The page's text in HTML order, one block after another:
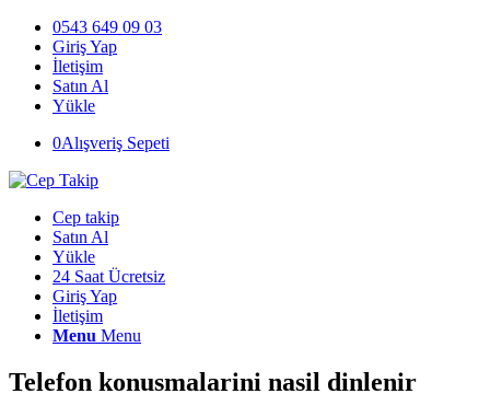
0543 649 09 03
Giriş Yap
İletişim
Satın Al
Yükle
0Alışveriş Sepeti
Cep takip
Satın Al
Yükle
24 Saat Ücretsiz
Giriş Yap
İletişim
Menu Menu
Telefon konusmalarini nasil dinlenir